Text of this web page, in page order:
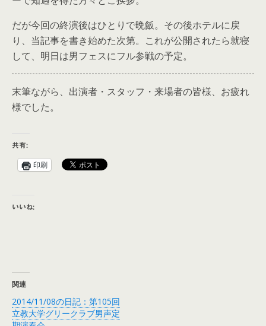
だが今回の終演後はひとりで晩飯。その後ホテルに戻
り、当記事を書き始めた次第。これが公開されたら就寝
して、明日は男フェスにフル参戦の予定。
末筆ながら、出演者・スタッフ・来場者の皆様、お疲れ
様でした。
共有:
印刷
いいね:
関連
2014/11/08の日記：第105回
立教大学グリークラブ男声定